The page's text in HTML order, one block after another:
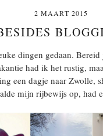
2 MAART 2015
dingen gedaan.
had ik het rustig,
een dagje naar Zwolle,
mijn rijbewijs op,